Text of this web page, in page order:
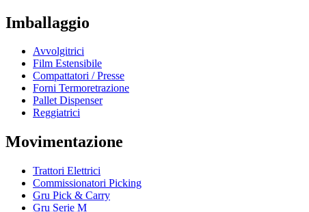
Imballaggio
Avvolgitrici
Film Estensibile
Compattatori / Presse
Forni Termoretrazione
Pallet Dispenser
Reggiatrici
Movimentazione
Trattori Elettrici
Commissionatori Picking
Gru Pick & Carry
Gru Serie M